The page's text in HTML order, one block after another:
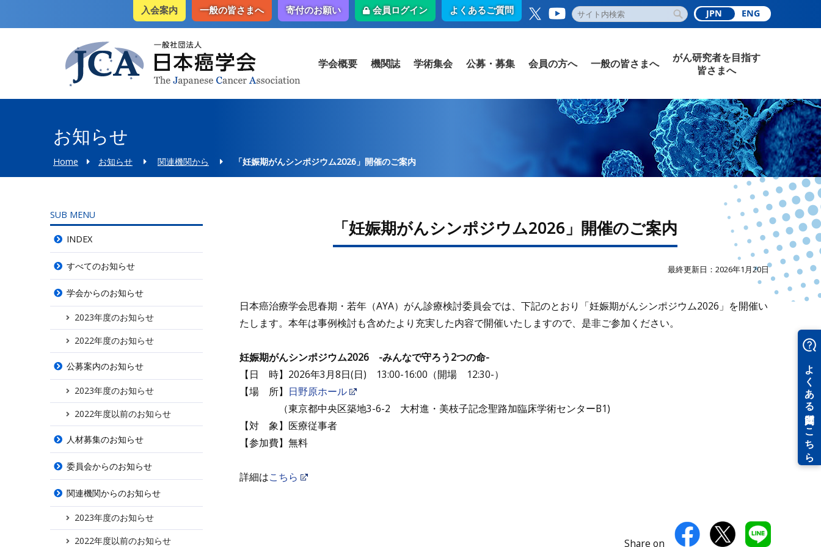
入会案内 一般の皆さまへ 寄付のお願い 会員ログイン よくあるご質問 JPN ENG
学会概要 機関誌 学術集会 公募・募集 会員の方へ 一般の皆さまへ
がん研究者を目指す
皆さまへ
お知らせ
SUB MENU
INDEX
すべてのお知らせ
学会からのお知らせ
2023年度のお知らせ
2022年度のお知らせ
公募案内のお知らせ
2023年度のお知らせ
2022年度以前のお知らせ
人材募集のお知らせ
委員会からのお知らせ
関連機関からのお知らせ
2023年度のお知らせ
2022年度以前のお知らせ
Home お知らせ 関連機関から 「妊娠期がんシンポジウム2026」開催のご案内
「妊娠期がんシンポジウム2026」開催のご案内
最終更新日：2026年1月20日
日本癌治療学会思春期・若年（AYA）がん診療検討委員会では、下記のとおり「妊娠期がんシンポジウム2026」を開催い
たします。本年は事例検討も含めたより充実した内容で開催いたしますので、是非ご参加ください。
妊娠期がんシンポジウム2026 -みんなで守ろう2つの命-
【日 時】2026年3月8日(日) 13:00-16:00（開場 12:30-）
【場 所】 日野原ホール
（東京都中央区築地3-6-2 大村進・美枝子記念聖路加臨床学術センターB1)
【対 象】医療従事者
【参加費】無料
詳細はこちら
Share on